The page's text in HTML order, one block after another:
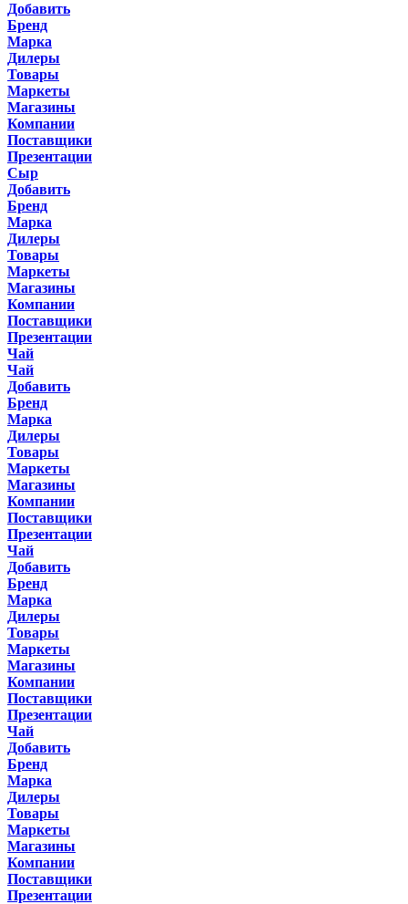
Добавить
Бренд
Марка
Дилеры
Товары
Маркеты
Магазины
Компании
Поставщики
Презентации
Сыр
Добавить
Бренд
Марка
Дилеры
Товары
Маркеты
Магазины
Компании
Поставщики
Презентации
Чай
Чай
Добавить
Бренд
Марка
Дилеры
Товары
Маркеты
Магазины
Компании
Поставщики
Презентации
Чай
Добавить
Бренд
Марка
Дилеры
Товары
Маркеты
Магазины
Компании
Поставщики
Презентации
Чай
Добавить
Бренд
Марка
Дилеры
Товары
Маркеты
Магазины
Компании
Поставщики
Презентации